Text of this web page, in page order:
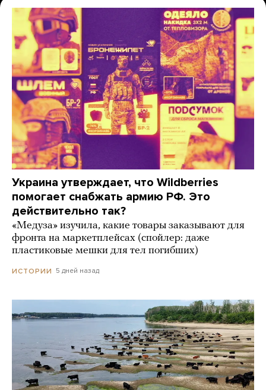
Украина утверждает, что Wildberries
помогает снабжать армию РФ. Это
действительно так?
«Медуза» изучила, какие товары заказывают для
фронта на маркетплейсах (спойлер: даже
пластиковые мешки для тел погибших)
ИСТОРИИ 5 дней назад